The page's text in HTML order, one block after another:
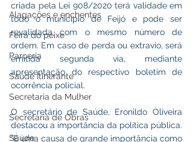
Alagações e enchentes
Feira do peixe
Parceria
Saúde Itinerante
Secretaria da Mulher
Secretaria de Obras
Saúde
criada pela Lei 908/2020 terá validade em
todo o município de Feijó e pode ser
revalidada com o mesmo número de
ordem. Em caso de perda ou extravio, será
emitida segunda via, mediante
apresentação do respectivo boletim de
ocorrência policial.
O secretário de Saúde, Eronildo Oliveira
destacou a importância da política pública.
“É uma causa de grande importância como